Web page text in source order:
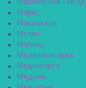
Мариинский Посад
Маркс
Махачкала
Мглин
Мегион
Медвежьегорск
Медногорск
Медынь